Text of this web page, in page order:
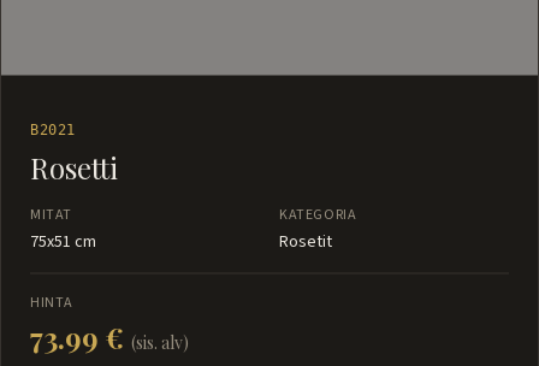
B2021
Rosetti
MITAT
75x51 cm
KATEGORIA
Rosetit
HINTA
73.99 € (sis. alv)